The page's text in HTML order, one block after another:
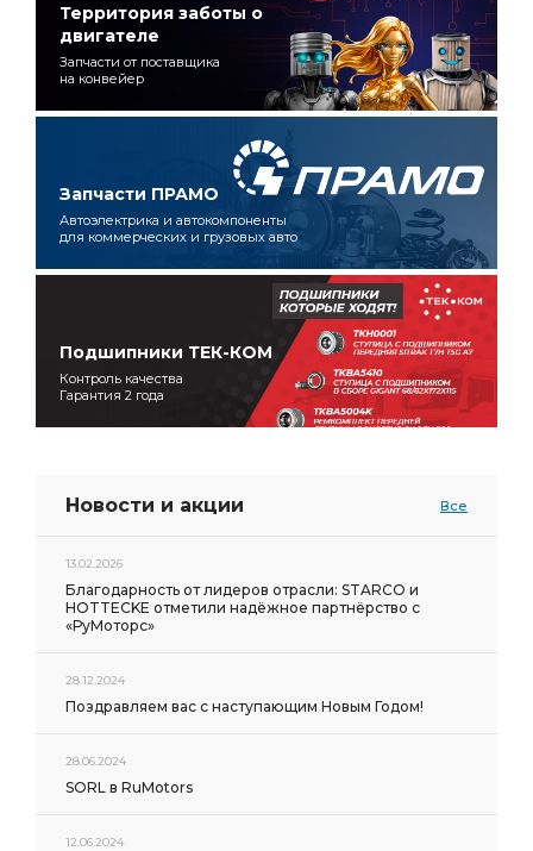
Территория заботы о
двигателе
Запчасти от поставщика
на конвейер
Запчасти ПРАМО
Автоэлектрика и автокомпоненты
для коммерческих и грузовых авто
Подшипники ТЕК-КОМ
Контроль качества
Гарантия 2 года
Новости и акции Все
13.02.2026
Благодарность от лидеров отрасли: STARCO и
HOTTECKE отметили надёжное партнёрство с
«РуМоторс»
28.12.2024
Поздравляем вас с наступающим Новым Годом!
28.06.2024
SORL в RuMotors
12.06.2024